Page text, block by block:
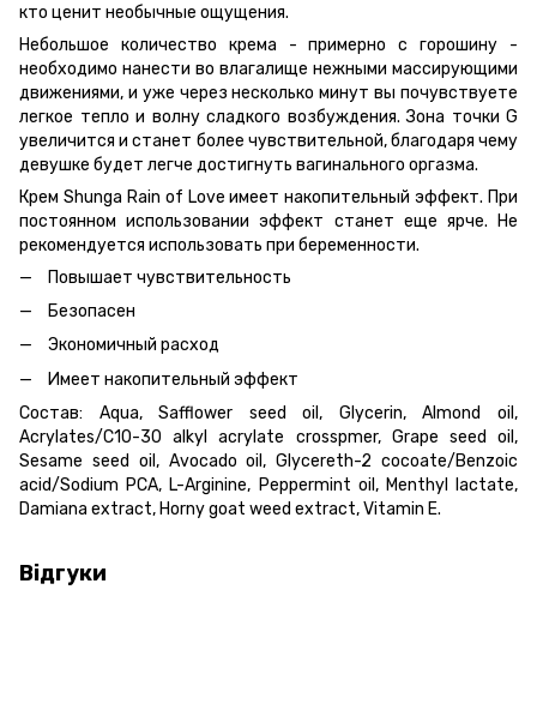
кто ценит необычные ощущения.
Небольшое количество крема - примерно с горошину -
необходимо нанести во влагалище нежными массирующими
движениями, и уже через несколько минут вы почувствуете
легкое тепло и волну сладкого возбуждения. Зона точки G
увеличится и станет более чувствительной, благодаря чему
девушке будет легче достигнуть вагинального оргазма.
Крем Shunga Rain of Love имеет накопительный эффект. При
постоянном использовании эффект станет еще ярче. Не
рекомендуется использовать при беременности.
Повышает чувствительность
Безопасен
Экономичный расход
Имеет накопительный эффект
Состав: Aqua, Safflower seed oil, Glycerin, Almond oil,
Acrylates/C10-30 alkyl acrylate crosspmer, Grape seed oil,
Sesame seed oil, Avocado oil, Glycereth-2 cocoate/Benzoic
acid/Sodium PCA, L-Arginine, Peppermint oil, Menthyl lactate,
Damiana extract, Horny goat weed extract, Vitamin E.
Відгуки